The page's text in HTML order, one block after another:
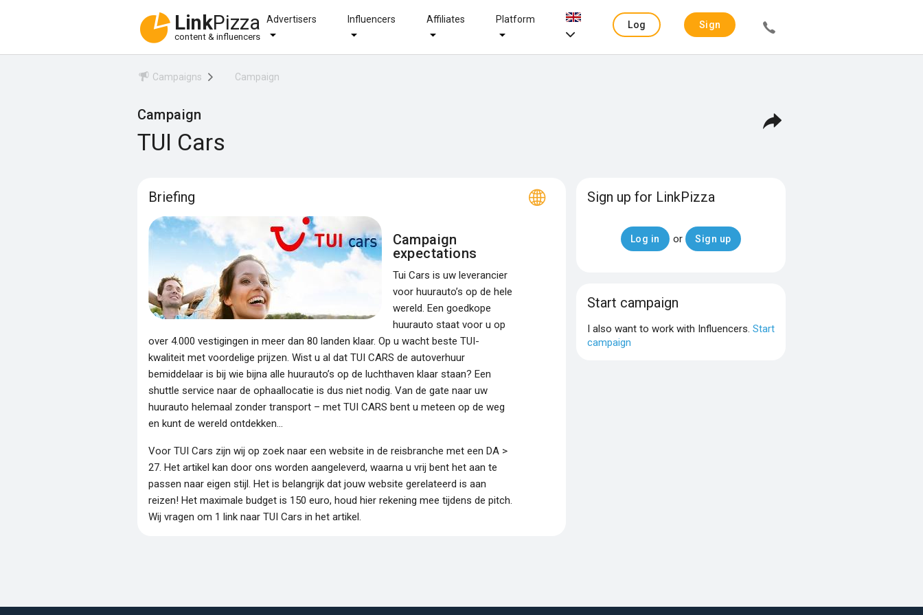
LinkPizza
content & influencers
Advertisers Influencers Affiliates Platform
Log
Sign
Campaigns Campaign
Campaign
TUI Cars
Briefing
Campaign
expectations
Tui Cars is uw leverancier
voor huurauto’s op de hele
wereld. Een goedkope
huurauto staat voor u op
over 4.000 vestigingen in meer dan 80 landen klaar. Op u wacht beste TUI-
kwaliteit met voordelige prijzen. Wist u al dat TUI CARS de autoverhuur
bemiddelaar is bij wie bijna alle huurauto’s op de luchthaven klaar staan? Een
shuttle service naar de ophaallocatie is dus niet nodig. Van de gate naar uw
huurauto helemaal zonder transport – met TUI CARS bent u meteen op de weg
en kunt de wereld ontdekken...
Voor TUI Cars zijn wij op zoek naar een website in de reisbranche met een DA >
27. Het artikel kan door ons worden aangeleverd, waarna u vrij bent het aan te
passen naar eigen stijl. Het is belangrijk dat jouw website gerelateerd is aan
reizen! Het maximale budget is 150 euro, houd hier rekening mee tijdens de pitch.
Wij vragen om 1 link naar TUI Cars in het artikel.
Sign up for LinkPizza
Log in or Sign up
Start campaign
I also want to work with Influencers.Start
campaign